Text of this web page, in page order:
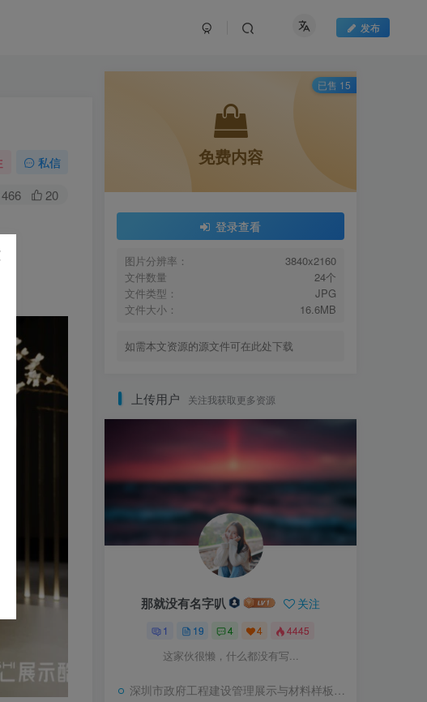
发布
私信
466 20
免费内容
登录查看
图片分辨率：
3840x2160
文件数量
24个
文件类型：
JPG
文件大小：
16.6MB
如需本文资源的源文件可在此处下载
已售 15
上传用户 关注我获取更多资源
那就没有名字叭 关注
1 19 4 4 4445
这家伙很懒，什么都没有写...
深圳市政府工程建设管理展示与材料样板基地